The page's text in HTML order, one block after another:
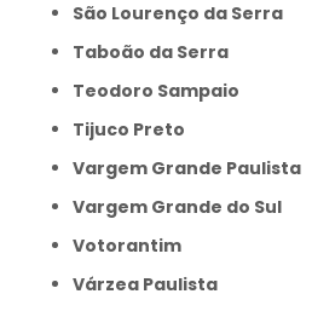
São Lourenço da Serra
Taboão da Serra
Teodoro Sampaio
Tijuco Preto
Vargem Grande Paulista
Vargem Grande do Sul
Votorantim
Várzea Paulista